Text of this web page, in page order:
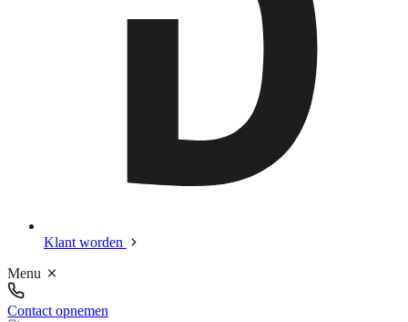
Klant worden
Menu
Contact opnemen